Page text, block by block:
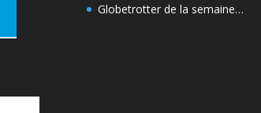
Globetrotter de la semaine…